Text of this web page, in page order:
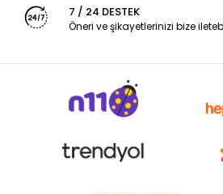
7 / 24 DESTEK
Öneri ve şikayetlerinizi bize